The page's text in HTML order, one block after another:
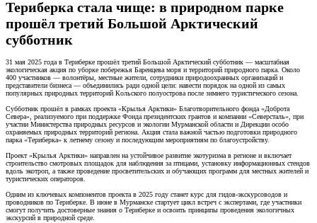
Териберка стала чище: в природном парке
прошёл третий Большой Арктический
субботник
31 мая 2025 года в Териберке прошёл третий Большой Арктический субботник — масштабная
экологическая акция по уборке побережья Баренцева моря и территорий природного парка. Около
400 участников — волонтёры, местные жители, сотрудники природоохранных организаций и
представители бизнеса — объединились ради одной цели: навести порядок на одной из самых
популярных природных территорий Кольского полуострова после зимнего туристического сезона.
Субботник прошёл в рамках проекта «Крылья Арктики» Благотворительного фонда «Доброта
Севера», реализуемого при поддержке Фонда президентских грантов и компании «Северсталь», при
участии Министерства природных ресурсов и экологии Мурманской области и Дирекции особо
охраняемых природных территорий региона. Акция стала важной частью подготовки природного
парка «Териберка» к летнему сезону и последующим мероприятиям по благоустройству.
Проект «Крылья Арктики» направлен на устойчивое развитие экотуризма в регионе и включает
строительство смотровых площадок для наблюдения за птицами, установку информационных стендов
вдоль экотроп, а также проведение просветительских и обучающих программ для местных жителей и
туристических операторов.
Одним из ключевых компонентов проекта в 2025 году станет курс для гидов-экскурсоводов и
проводников по Териберке. В июне в Мурманске стартует цикл встреч с экспертами, где участники
смогут получить достоверные знания о Териберке и освоить принципы проведения экологичных
экскурсий в природной среде.